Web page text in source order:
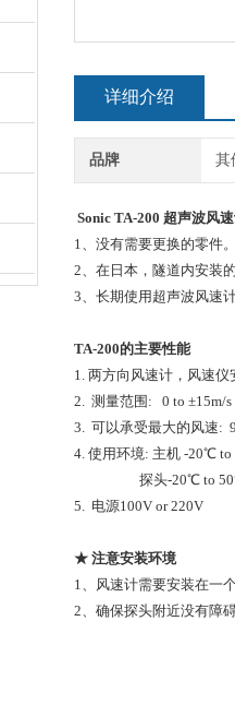
详细介绍
品牌 其
Sonic TA-200 超声波风
1、没有需要更换的零件
2、在日本，隧道内安装
3、长期使用超声波风速
TA-200的主要性能
1. 两方向风速计，风速
2. 测量范围: 0 to ±15m/s
3. 可以承受最大的风
4. 使用环境: 主机 -20℃
探头-20℃ to
5. 电源100V or 220V
★ 注意安装环境
1、风速计需要安装在一
2、确保探头附近没有障